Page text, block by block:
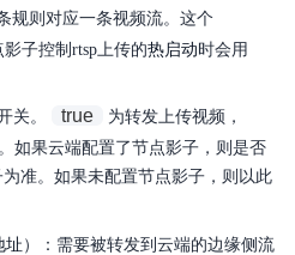
规则对应一条视频流。这个
子控制rtsp上传的热启动 时会用
关。 true 为转发上传视频，
如果云端配置了节点影子，则是否
为准。如果未配置节点影子，则以此
址 ）：需要被转发到云端的边缘侧流